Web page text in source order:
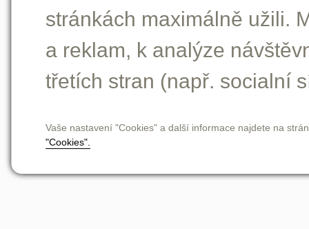
stránkách maximálně užili.
a reklam, k analýze
třetích stran (např. socialní
Vaše nastavení "Cookies" a další informace najdete na
"Cookies".